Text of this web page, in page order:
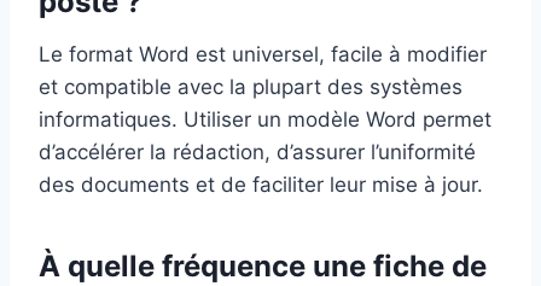
Le format Word est universel, facile à modifier
et compatible avec la plupart des systèmes
informatiques. Utiliser un modèle Word permet
d’accélérer la rédaction, d’assurer l’uniformité
des documents et de faciliter leur mise à jour.
À quelle fréquence une fiche de